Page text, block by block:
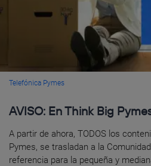
Telefónica Pymes
AVISO: En Think Big
A partir de ahora, TODOS los
Pymes, se trasladan a la
referencia para la pequeña y